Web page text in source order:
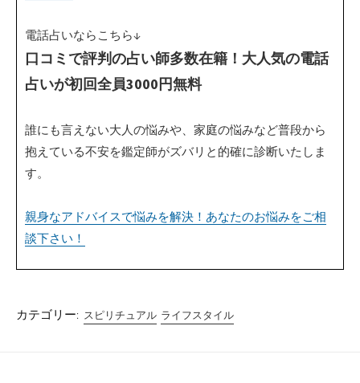
電話占いならこちら↓
口コミで評判の占い師多数在籍！大人気の電話
占いが初回全員3000円無料
誰にも言えない大人の悩みや、家庭の悩みなど普段から
抱えている不安を鑑定師がズバリと的確に診断いたしま
す。
親身なアドバイスで悩みを解決！あなたのお悩みをご相
談下さい！
カテゴリー: スピリチュアル ライフスタイル